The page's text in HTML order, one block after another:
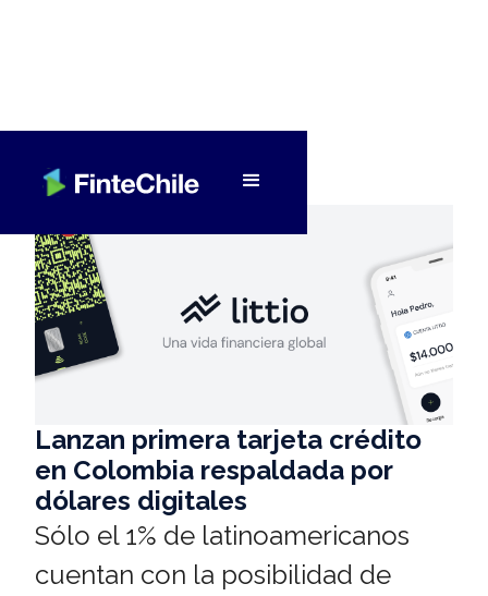
Lanzan primera tarjeta crédito
en Colombia respaldada por
dólares digitales
Sólo el 1% de latinoamericanos
cuentan con la posibilidad de